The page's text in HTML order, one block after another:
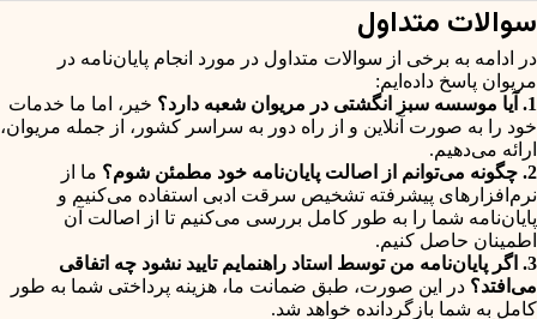
سوالات متداول
در ادامه به برخی از سوالات متداول در مورد انجام پایان‌نامه در
مریوان پاسخ داده‌ایم:
1. آیا موسسه سبز انگشتی در مریوان شعبه دارد؟
خیر، اما ما خدمات
خود را به صورت آنلاین و از راه دور به سراسر کشور، از جمله مریوان،
ارائه می‌دهیم.
2. چگونه می‌توانم از اصالت پایان‌نامه خود مطمئن شوم؟
ما از
نرم‌افزارهای پیشرفته تشخیص سرقت ادبی استفاده می‌کنیم و
پایان‌نامه شما را به طور کامل بررسی می‌کنیم تا از اصالت آن
اطمینان حاصل کنیم.
3. اگر پایان‌نامه من توسط استاد راهنمایم تایید نشود چه اتفاقی
می‌افتد؟ در این صورت، طبق ضمانت ما، هزینه پرداختی شما به طور
کامل به شما بازگردانده خواهد شد.